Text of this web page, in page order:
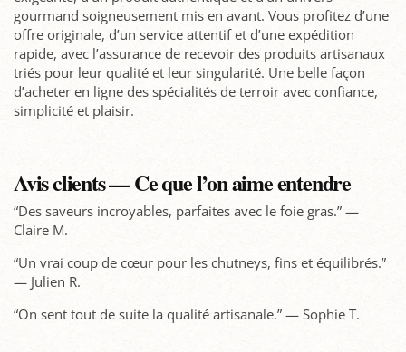
gourmand soigneusement mis en avant. Vous profitez d’une
offre originale, d’un service attentif et d’une expédition
rapide, avec l’assurance de recevoir des produits artisanaux
triés pour leur qualité et leur singularité. Une belle façon
d’acheter en ligne des spécialités de terroir avec confiance,
simplicité et plaisir.
Avis clients — Ce que l’on aime entendre
“Des saveurs incroyables, parfaites avec le foie gras.” —
Claire M.
“Un vrai coup de cœur pour les chutneys, fins et équilibrés.”
— Julien R.
“On sent tout de suite la qualité artisanale.” — Sophie T.